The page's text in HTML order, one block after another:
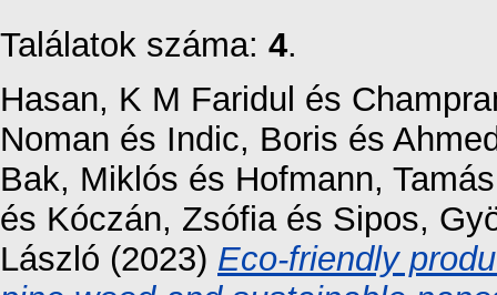
Találatok száma: 4.
Hasan, K M Faridul és
Noman és Indic, Boris és
Bak, Miklós és Hofmann, Tamás
és Kóczán, Zsófiaés Sipos,
László (2023) Eco-friendly